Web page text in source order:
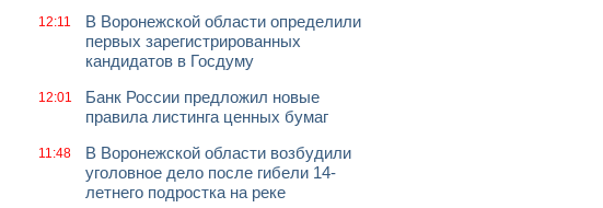
12:11
В Воронежской области определили
первых зарегистрированных
кандидатов в Госдуму
12:01
Банк России предложил новые
правила листинга ценных бумаг
11:48
В Воронежской области возбудили
уголовное дело после гибели 14-
летнего подростка на реке